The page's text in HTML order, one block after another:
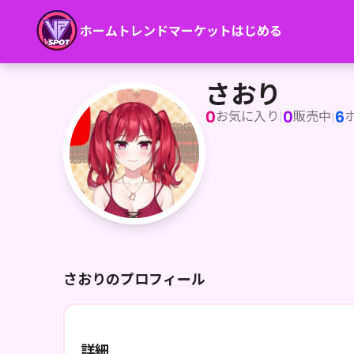
ホーム トレンドマーケットはじめる
さおり
さおり
0お気に入り |0販売中|6
さおりのプロフィール